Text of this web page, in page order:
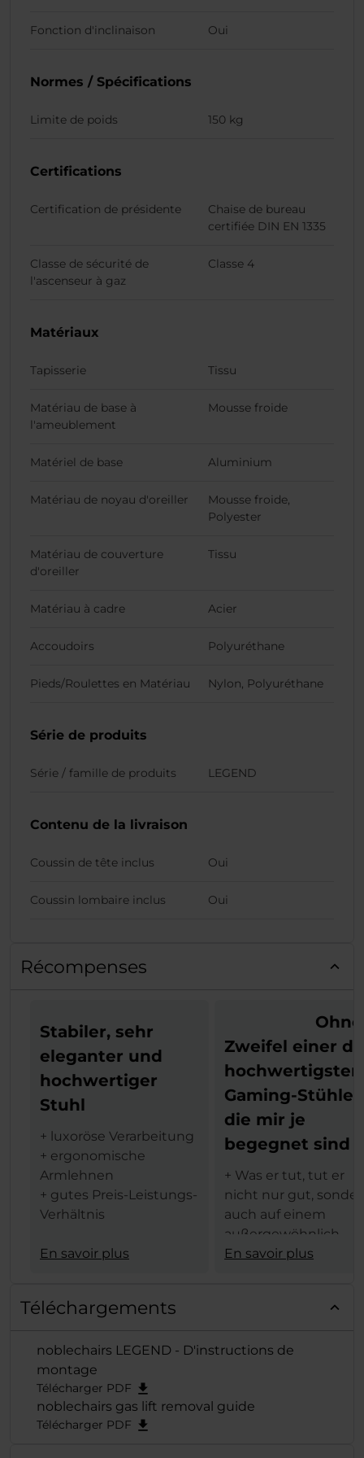
Fonction d'inclinaison Oui
Normes / Spécifications
Limite de poids 150 kg
Certifications
Certification de présidente
Chaise de bureau
certifiée DIN EN 1335
Classe de sécurité de
l'ascenseur à gaz
Classe 4
Matériaux
Tapisserie Tissu
Matériau de base à
l'ameublement
Mousse froide
Matériel de base Aluminium
Matériau de noyau d'oreiller
Mousse froide,
Polyester
Matériau de couverture
d'oreiller
Tissu
Matériau à cadre Acier
Accoudoirs Polyuréthane
Pieds/Roulettes en Matériau Nylon, Polyuréthane
Série de produits
Série / famille de produits LEGEND
Contenu de la livraison
Coussin de tête inclus Oui
Coussin lombaire inclus Oui
Récompenses
Stabiler, sehr
eleganter und
hochwertiger
Stuhl
+ luxoröse Verarbeitung
+ ergonomische
Armlehnen
+ gutes Preis-Leistungs-
Verhältnis
Aus dem tschechischen
Stuhls ist wirklich
einfach keinen
Vergleich finden. Von
der
Ganzmetallkonstruktion
(der Stuhl ist wirklich
En savoir plus
Ohne
Zweifel einer
hochwertigsten
Gaming-Stühle,
die mir je
begegnet sind
+ Was er tut, tut er
nicht nur gut,
auch auf einem
außergewöhnlich
hohen Niveau
Büro als auch im
Gehäuse eine gute
En savoir plus
Téléchargements
noblechairs LEGEND - D'instructions de
montage
Télécharger PDF
noblechairs gas lift removal guide
Télécharger PDF